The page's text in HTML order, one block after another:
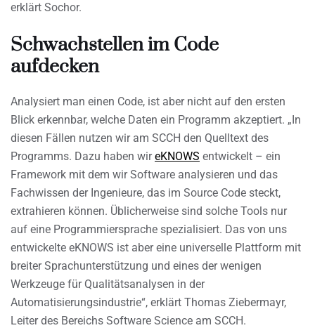
erklärt Sochor.
Schwachstellen im Code
aufdecken
Analysiert man einen Code, ist aber nicht auf den ersten
Blick erkennbar, welche Daten ein Programm akzeptiert. „In
diesen Fällen nutzen wir am SCCH den Quelltext des
Programms. Dazu haben wireKNOWS entwickelt – ein
Framework mit dem wir Software analysieren und das
Fachwissen der Ingenieure, das im Source Code steckt,
extrahieren können. Üblicherweise sind solche Tools nur
auf eine Programmiersprache spezialisiert. Das von uns
entwickelte eKNOWS ist aber eine universelle Plattform mit
breiter Sprachunterstützung und eines der wenigen
Werkzeuge für Qualitätsanalysen in der
Automatisierungsindustrie“, erklärt Thomas Ziebermayr,
Leiter des Bereichs Software Science am SCCH.